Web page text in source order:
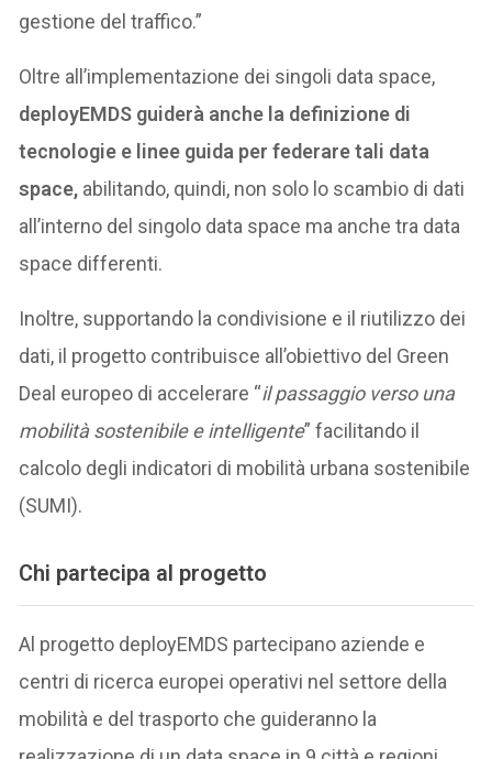
gestione del traffico.”
Oltre all’implementazione dei singoli data space,
deployEMDS guiderà anche la definizione di
tecnologie e linee guida per federare tali data
space, abilitando, quindi, non solo lo scambio di dati
all’interno del singolo data space ma anche tra data
space differenti.
Inoltre, supportando la condivisione e il riutilizzo dei
dati, il progetto contribuisce all’obiettivo del Green
Deal europeo di accelerare “il passaggio verso una
mobilità sostenibile e intelligente” facilitando il
calcolo degli indicatori di mobilità urbana sostenibile
(SUMI).
Chi partecipa al progetto
Al progetto deployEMDS partecipano aziende e
centri di ricerca europei operativi nel settore della
mobilità e del trasporto che guideranno la